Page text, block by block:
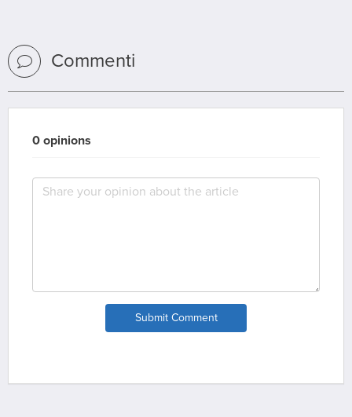
Commenti
0 opinions
Submit Comment